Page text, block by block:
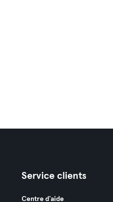
Service clients
Centre d'aide